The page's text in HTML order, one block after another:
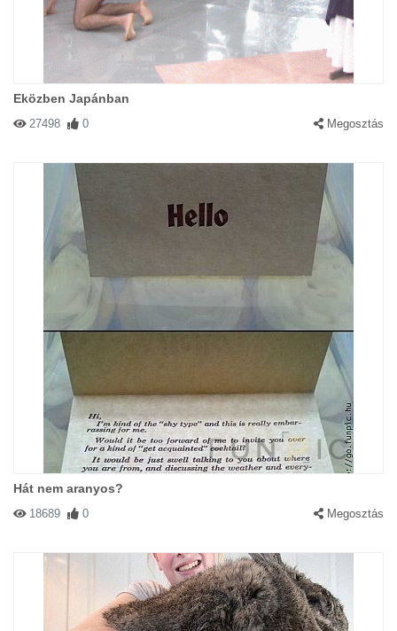
Eközben Japánban
27498 0 Megosztás
Hát nem aranyos?
18689 0 Megosztás